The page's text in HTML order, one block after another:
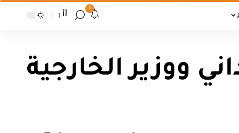
9
أأ
ووزير الخارجية